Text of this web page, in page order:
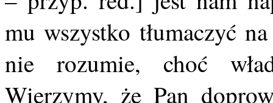
mu wszystko tłumaczyć
nie rozumie, choć
Wierzymy, że Pan